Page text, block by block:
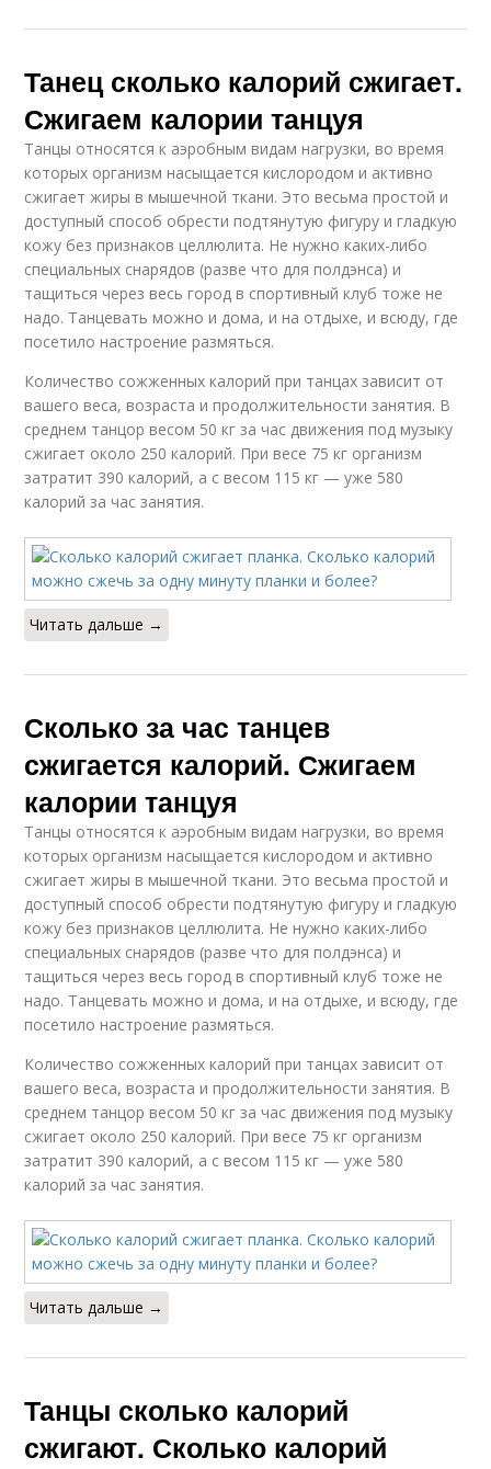
Танец сколько калорий сжигает.
Сжигаем калории танцуя
Танцы относятся к аэробным видам нагрузки, во время
которых организм насыщается кислородом и активно
сжигает жиры в мышечной ткани. Это весьма простой и
доступный способ обрести подтянутую фигуру и гладкую
кожу без признаков целлюлита. Не нужно каких-либо
специальных снарядов (разве что для полдэнса) и
тащиться через весь город в спортивный клуб тоже не
надо. Танцевать можно и дома, и на отдыхе, и всюду, где
посетило настроение размяться.
Количество сожженных калорий при танцах зависит от
вашего веса, возраста и продолжительности занятия. В
среднем танцор весом 50 кг за час движения под музыку
сжигает около 250 калорий. При весе 75 кг организм
затратит 390 калорий, а с весом 115 кг — уже 580
калорий за час занятия.
Читать дальше →
Сколько за час танцев
сжигается калорий. Сжигаем
калории танцуя
Танцы относятся к аэробным видам нагрузки, во время
которых организм насыщается кислородом и активно
сжигает жиры в мышечной ткани. Это весьма простой и
доступный способ обрести подтянутую фигуру и гладкую
кожу без признаков целлюлита. Не нужно каких-либо
специальных снарядов (разве что для полдэнса) и
тащиться через весь город в спортивный клуб тоже не
надо. Танцевать можно и дома, и на отдыхе, и всюду, где
посетило настроение размяться.
Количество сожженных калорий при танцах зависит от
вашего веса, возраста и продолжительности занятия. В
среднем танцор весом 50 кг за час движения под музыку
сжигает около 250 калорий. При весе 75 кг организм
затратит 390 калорий, а с весом 115 кг — уже 580
калорий за час занятия.
Читать дальше →
Танцы сколько калорий
сжигают. Сколько калорий